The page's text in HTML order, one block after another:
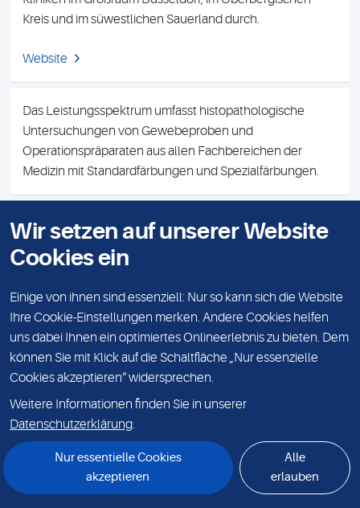
Kreis und im süwestlichen Sauerland durch.
Website
Das Leistungsspektrum umfasst histopathologische
Untersuchungen von Gewebeproben und
Operationspräparaten aus allen Fachbereichen der
Medizin mit Standardfärbungen und Spezialfärbungen.
KONTAKT
IMPRESSUM
DATENSCHUTZ
KARRIERE
VERANSTALTUNGEN
Sonic Healthcare Germany GmbH & Co. KG, Mecklenburgische Straße 28,
14197 Berlin
Wir setzen auf unserer Website
Cookies ein
Einige von ihnen sind essenziell: Nur so kann sich die Website
Ihre Cookie-Einstellungen merken. Andere Cookies helfen
uns dabei Ihnen ein optimiertes Onlineerlebnis zu bieten. Dem
können Sie mit Klick auf die Schaltfläche „Nur essenzielle
Cookies akzeptieren“ widersprechen.
Weitere Informationen finden Sie in unserer
Datenschutzerklärung.
Nur essentielle Cookies
akzeptieren
Alle
erlauben